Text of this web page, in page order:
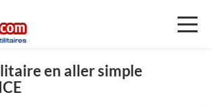
en aller simple